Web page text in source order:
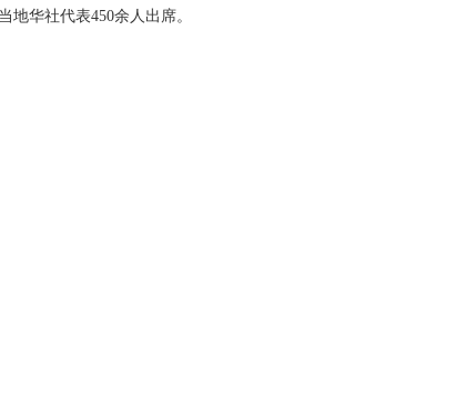
华社代表450余人出席。